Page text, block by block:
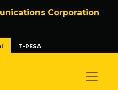
Corporation
T-PESA